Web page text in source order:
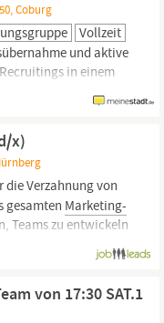
Coburg
Vollzeit
und aktive
in einem
oder Ausbildung,
Recruiting oder
bzw. Talent
x)
die Verzahnung von
gesamten Marketing-
Teams zu entwickeln
mit
von 17:30 SAT.1